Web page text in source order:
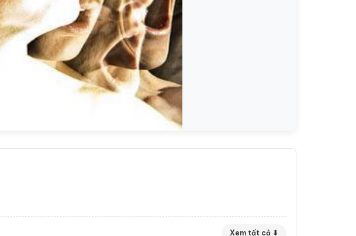
Xem tất cả ⬇